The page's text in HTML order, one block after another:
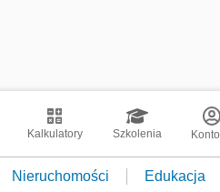
Kalkulatory Szkolenia Konto
Nieruchomości Edukacja